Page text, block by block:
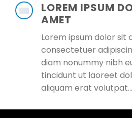
LOREM IPSUM
AMET
Lorem ipsum dolor sit
consectetuer
diam nonummy nibh
tincidunt ut laoreet
aliquam erat